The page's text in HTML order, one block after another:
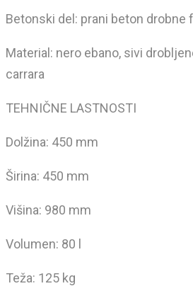
Betonski del: prani beton drobne
Material: nero ebano, sivi
carrara
TEHNIČNE LASTNOSTI
Dolžina: 450 mm
Širina: 450 mm
Višina: 980 mm
Volumen: 80 l
Teža: 125 kg